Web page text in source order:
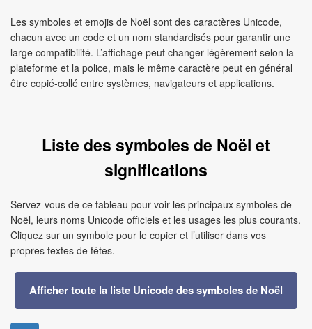
Les symboles et emojis de Noël sont des caractères Unicode,
chacun avec un code et un nom standardisés pour garantir une
large compatibilité. L’affichage peut changer légèrement selon la
plateforme et la police, mais le même caractère peut en général
être copié-collé entre systèmes, navigateurs et applications.
Liste des symboles de Noël et
significations
Servez-vous de ce tableau pour voir les principaux symboles de
Noël, leurs noms Unicode officiels et les usages les plus courants.
Cliquez sur un symbole pour le copier et l’utiliser dans vos
propres textes de fêtes.
Afficher toute la liste Unicode des symboles de Noël